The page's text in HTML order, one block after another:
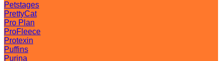
Petstages
PrettyCat
Pro Plan
ProFleece
Protexin
Puffins
Purina